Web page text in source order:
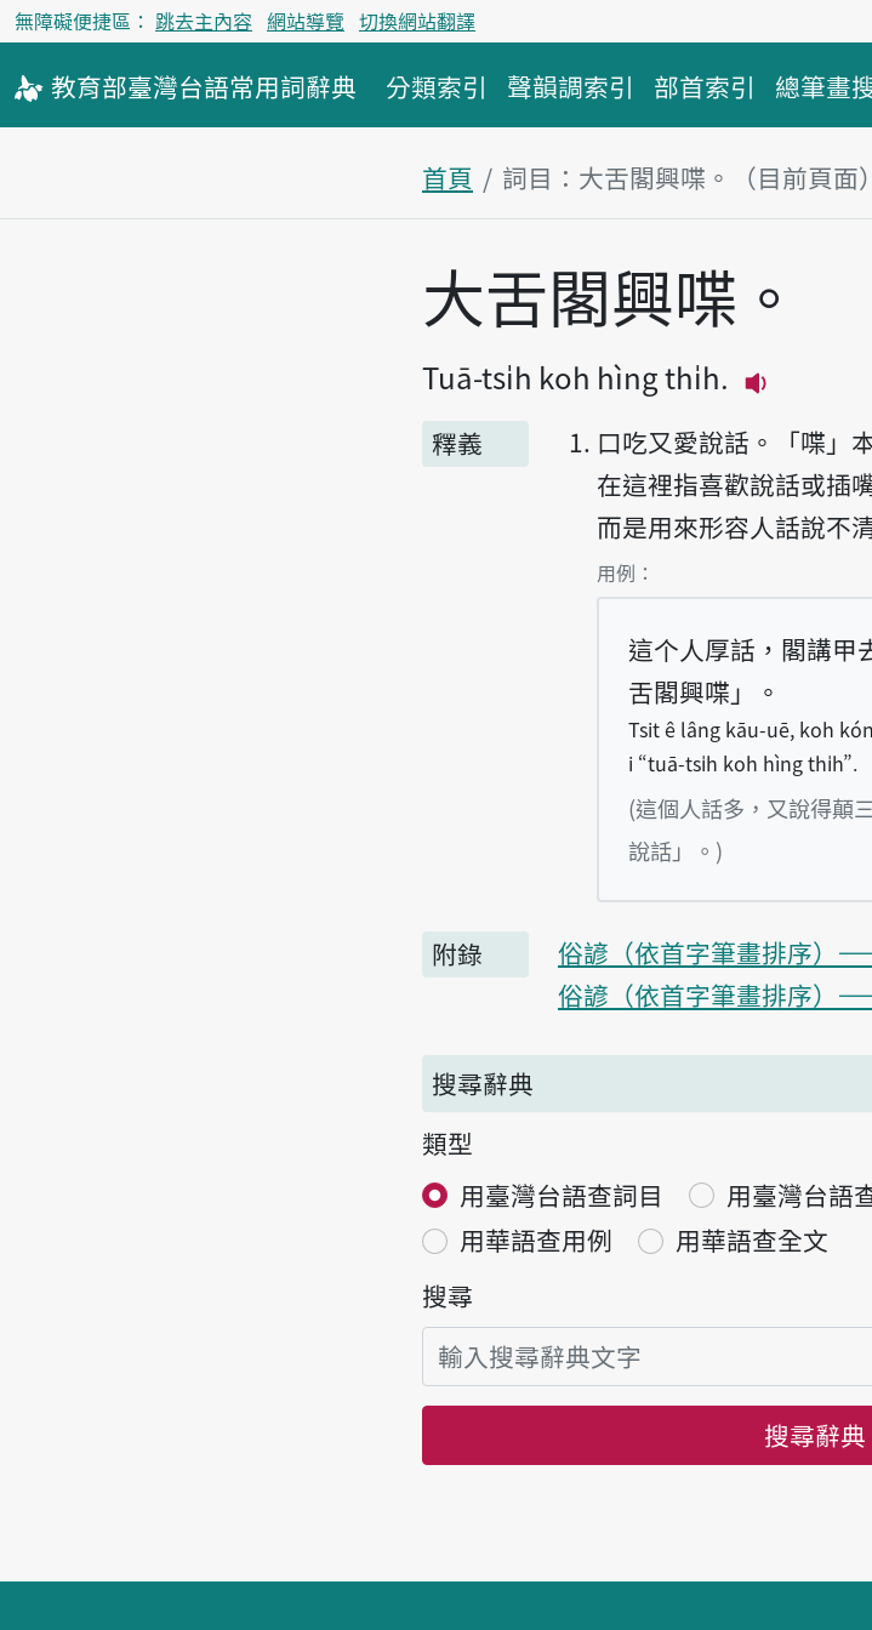
無障礙便捷區： 跳去主內容 網站導覽 切換網站翻譯
教育部臺灣台語常用詞辭典 分類索引 聲韻調索引 部首索引 總筆畫
首頁 詞目：大舌閣興喋。（目前頁面）
主內容區塊
大舌閣興喋。
Tuā-tsi̍h koh hìng thi̍h.
釋義
口吃又愛說話。「喋」
在這裡指喜歡說話或插
而是用來形容人話說不
第1項釋義的
用例：
這个人厚話，閣講甲
舌閣興喋」。
Tsit ê lâng kāu-uē, koh
i “tuā-tsi̍h koh hìng thi̍h”.
(這個人話多，又說得顛
說話」。)
附錄
俗諺（依首字筆畫排序）
俗諺（依首字筆畫排序）
搜尋辭典
類型
用臺灣台語查詞目
用臺灣台語
用華語查用例
用華語查全文
搜尋
搜尋辭典